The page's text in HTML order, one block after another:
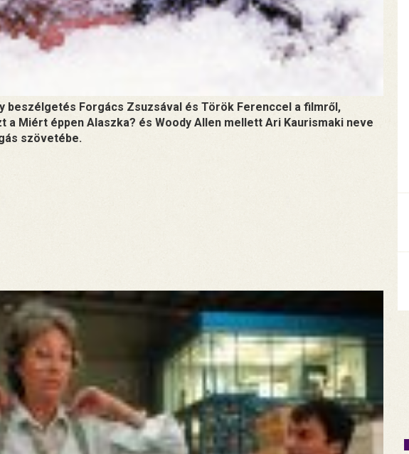
beszélgetés Forgács Zsuzsával és Török Ferenccel a filmről,
a Miért éppen Alaszka? és Woody Allen mellett Ari Kaurismaki neve
szövetébe.